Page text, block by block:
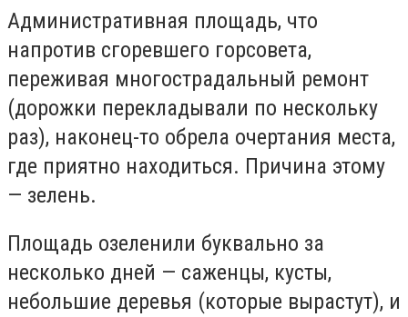
Административная площадь, что
напротив сгоревшего горсовета,
переживая многострадальный ремонт
(дорожки перекладывали по нескольку
раз), наконец-то обрела очертания места,
где приятно находиться. Причина этому
— зелень.
Площадь озеленили буквально за
несколько дней — саженцы, кусты,
небольшие деревья (которые вырастут), и